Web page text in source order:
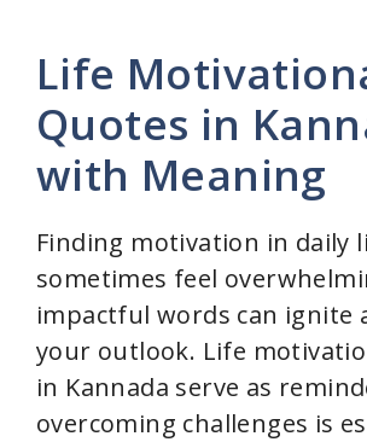
Life
Quotes in
with Meaning
Finding motivation in daily
sometimes feel
impactful words can ignite
your outlook. Life
in Kannada serve as
overcoming challenges is